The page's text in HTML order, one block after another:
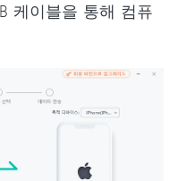
케이블을 통해 컴퓨